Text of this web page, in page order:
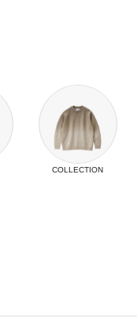
COLLECTION